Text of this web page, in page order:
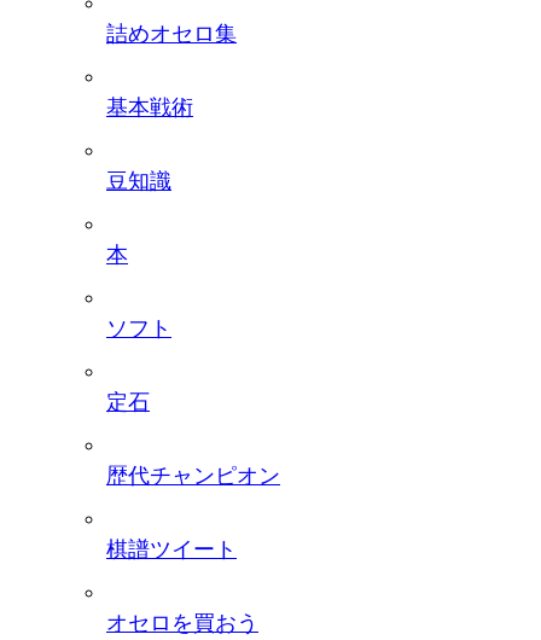
詰めオセロ集
基本戦術
豆知識
本
ソフト
定石
歴代チャンピオン
棋譜ツイート
オセロを買おう